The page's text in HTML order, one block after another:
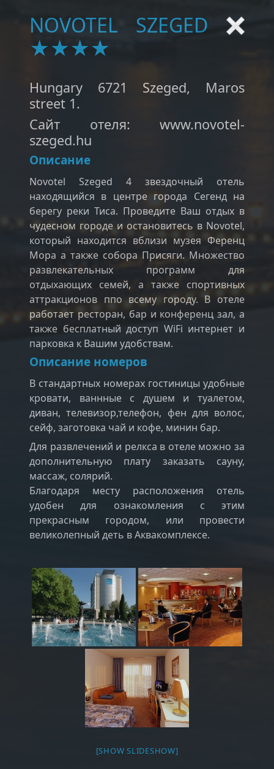
NOVOTEL SZEGED
★★★★
Нungary 6721 Szeged, Maros
street 1.
Сайт отеля: www.novotel-
szeged.hu
Описание
Novotel Szeged 4 звездочный отель
находящийся в центре города Сегенд на
берегу реки Тиса. Проведите Ваш отдых в
чудесном городе и остановитесь в Novotel,
который находится вблизи музея Ференц
Мора а также собора Присяги. Множество
развлекательных программ для
отдыхающих семей, а также спортивных
аттракционов ппо всему городу. В отеле
работает ресторан, бар и конференц зал, а
также бесплатный доступ WiFi интернет и
парковка к Вашим удобствам.
Описание номеров
В стандартных номерах гостиницы удобные
кровати, ваннные с душем и туалетом,
диван, телевизор,телефон, фен для волос,
сейф, заготовка чай и кофе, минин бар.
Для развлечений и релкса в отеле можно за
дополнительную плату заказать сауну,
массаж, солярий.
Благодаря месту расположения отель
удобен для ознакомления с этим
прекрасным городом, или провести
великолепный деть в Аквакомплексе.
[SHOW SLIDESHOW]